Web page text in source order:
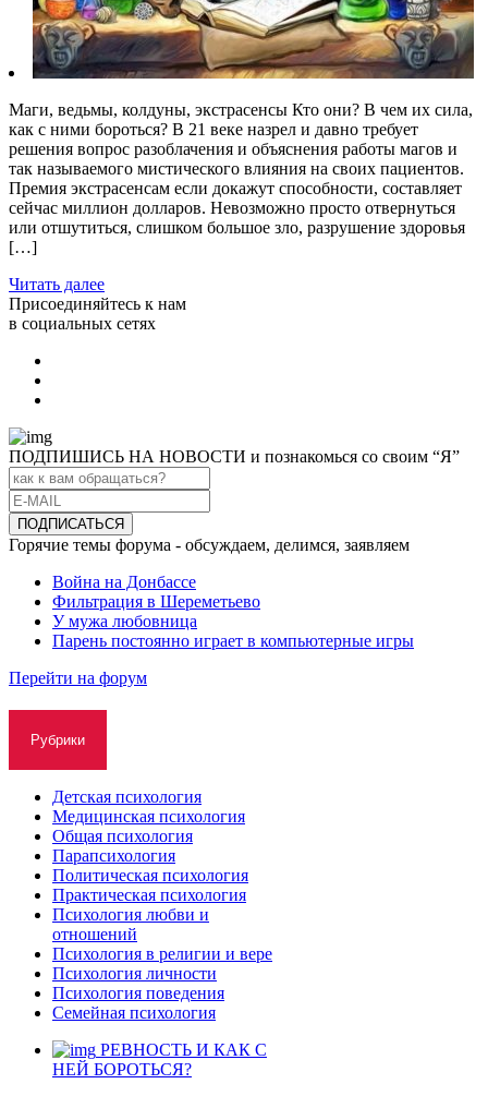
Маги, ведьмы, колдуны, экстрасенсы Кто они? В чем их сила,
как с ними бороться? В 21 веке назрел и давно требует
решения вопрос разоблачения и объяснения работы магов и
так называемого мистического влияния на своих пациентов.
Премия экстрасенсам если докажут способности, составляет
сейчас миллион долларов. Невозможно просто отвернуться
или отшутиться, слишком большое зло, разрушение здоровья
[…]
Читать далее
Присоединяйтесь к нам
в социальных сетях
ПОДПИШИСЬ НА НОВОСТИ и познакомься со своим “Я”
Горячие темы форума - обсуждаем, делимся, заявляем
Война на Донбассе
Фильтрация в Шереметьево
У мужа любовница
Парень постоянно играет в компьютерные игры
Перейти на форум
Рубрики
Детская психология
Медицинская психология
Общая психология
Парапсихология
Политическая психология
Практическая психология
Психология любви и
отношений
Психология в религии и вере
Психология личности
Психология поведения
Семейная психология
РЕВНОСТЬ И КАК С
НЕЙ БОРОТЬСЯ?